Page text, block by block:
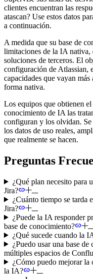
clientes encuentran las
atascan? Use estos datos
a continuación.
A medida que su base de
limitaciones de la IA nativa,
soluciones de terceros. El
configuración de Atlassian,
capacidades que vayan
forma nativa.
Los equipos que obtienen
conocimiento de IA las
configuran y los olvidan.
los datos de uso reales,
que realmente se hacen.
Preguntas
¿Qué plan necesito para
Jira?
¿Cuánto tiempo se tarda
Jira?
¿Puede la IA responder
base de conocimiento?
¿Qué sucede cuando la
¿Puedo usar una base
múltiples espacios de
¿Cómo puedo mejorar la
la IA?